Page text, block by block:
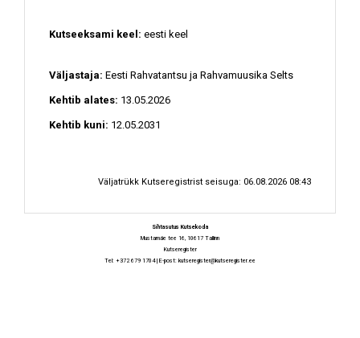
Kutseeksami keel: eesti keel
Väljastaja: Eesti Rahvatantsu ja Rahvamuusika Selts
Kehtib alates: 13.05.2026
Kehtib kuni: 12.05.2031
Väljatrükk Kutseregistrist seisuga: 06.08.2026 08:43
Sihtasutus Kutsekoda
Mustamäe tee 16, 10617 Tallinn
Kutseregister
Tel: +372 679 1704 | E-post: kutseregister@kutseregister.ee